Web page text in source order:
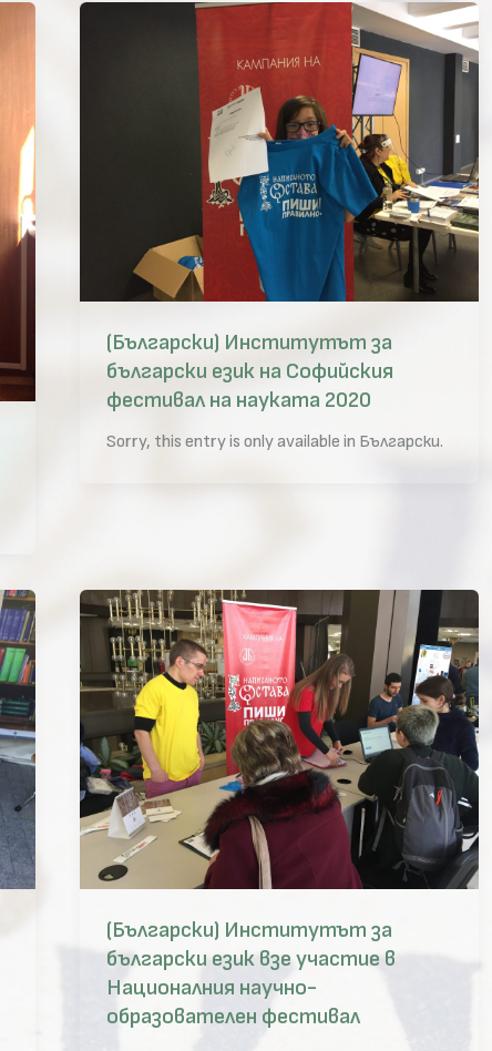
(Български) Институтът за
български език на Софийския
фестивал на науката 2020
Sorry, this entry is only available in Български.
(Български) Институтът за
български език взе участие в
Националния научно-
образователен фестивал